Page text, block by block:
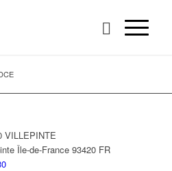
VILLEPINTE
Île-de-France 93420 FR